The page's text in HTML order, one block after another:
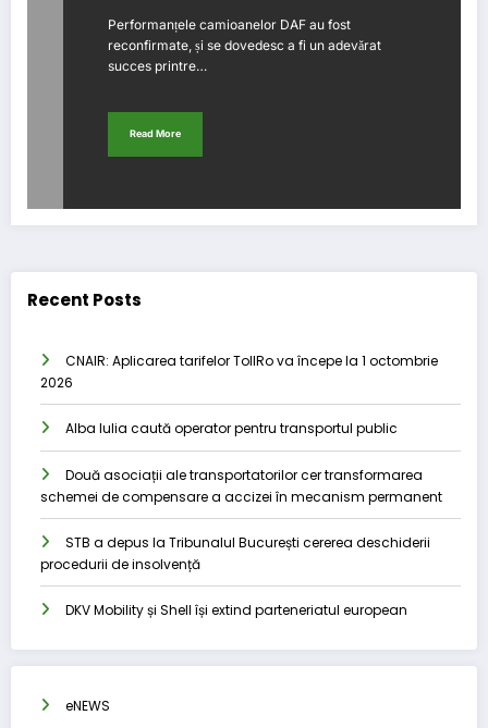
Performanțele camioanelor DAF au fost
reconfirmate, și se dovedesc a fi un adevărat
succes printre…
Read More
Recent Posts
CNAIR: Aplicarea tarifelor TollRo va începe la 1 octombrie
2026
Alba Iulia caută operator pentru transportul public
Două asociații ale transportatorilor cer transformarea
schemei de compensare a accizei în mecanism permanent
STB a depus la Tribunalul București cererea deschiderii
procedurii de insolvență
DKV Mobility și Shell își extind parteneriatul european
eNEWS